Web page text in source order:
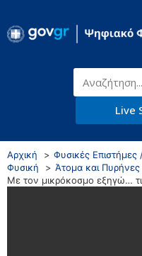
Live
Αρχική
Φυσικές
Φυσική
Άτομα και Πυρήνες
Με τον μικρόκοσμο εξηγώ…